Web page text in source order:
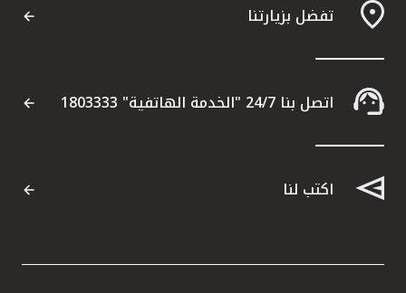
تفضل بزيارتنا
اتصل بنا 24/7 "الخدمة الهاتفية" 1803333
اكتب لنا